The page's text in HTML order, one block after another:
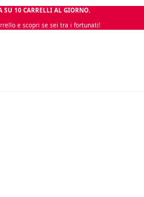
SU 10 CARRELLI AL GIORNO.
e scopri se sei tra i fortunati!